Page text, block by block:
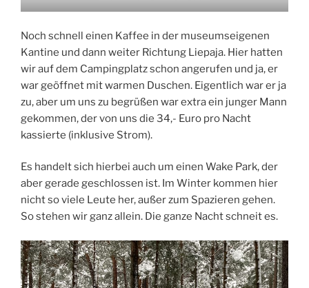
Noch schnell einen Kaffee in der museumseigenen
Kantine und dann weiter Richtung Liepaja. Hier hatten
wir auf dem Campingplatz schon angerufen und ja, er
war geöffnet mit warmen Duschen. Eigentlich war er ja
zu, aber um uns zu begrüßen war extra ein junger Mann
gekommen, der von uns die 34,- Euro pro Nacht
kassierte (inklusive Strom).
Es handelt sich hierbei auch um einen Wake Park, der
aber gerade geschlossen ist. Im Winter kommen hier
nicht so viele Leute her, außer zum Spazieren gehen.
So stehen wir ganz allein. Die ganze Nacht schneit es.